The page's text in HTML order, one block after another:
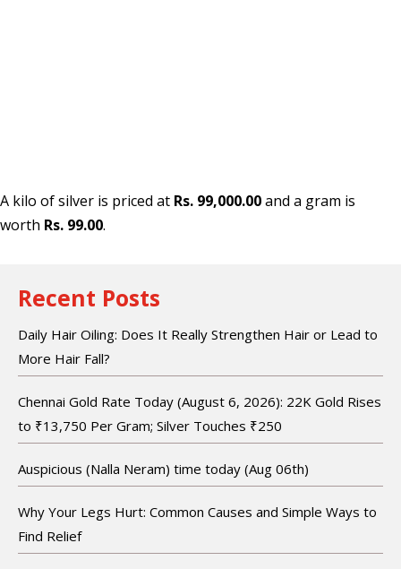
A kilo of silver is priced at Rs. 99,000.00and a gram is
worth Rs. 99.00.
Recent Posts
Daily Hair Oiling: Does It Really Strengthen Hair or Lead to
More Hair Fall?
Chennai Gold Rate Today (August 6, 2026): 22K Gold Rises
to ₹13,750 Per Gram; Silver Touches ₹250
Auspicious (Nalla Neram) time today (Aug 06th)
Why Your Legs Hurt: Common Causes and Simple Ways to
Find Relief